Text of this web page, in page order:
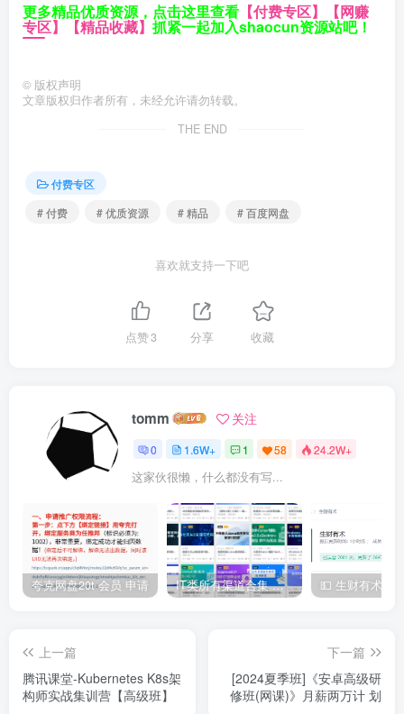
更多精品优质资源，点击这里查看 【付费专区】 【网赚
专区】 【精品收藏】 抓紧一起加入shaocun资源站吧！
© 版权声明
文章版权归作者所有，未经允许请勿转载。
THE END
付费专区
# 付费
# 优质资源 # 精品 # 百度网盘
喜欢就支持一下吧
点赞3 分享 收藏
tomm 关注
0 1.6W+ 1 58 24.2W+
这家伙很懒，什么都没有写...
夸克网盘20t 会员 申请 IT类所有渠道合集 持续日更，目前近四千多条资源 年费用户微信私信获取权限
上一篇
腾讯课堂-Kubernetes K8s架
构师实战集训营【高级班】
下一篇
[2024夏季班]《安卓高级研
修班(网课)》月薪两万计 划